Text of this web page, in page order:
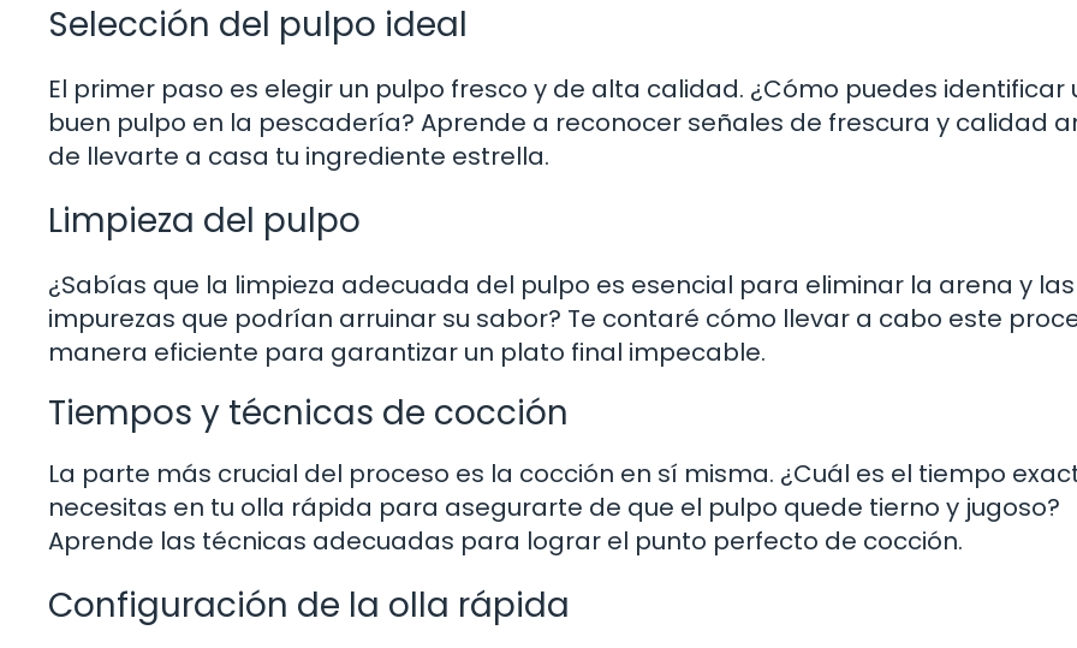
Selección del pulpo ideal
El primer paso es elegir un pulpo fresco y de alta calidad. ¿Cómo puedes identificar
buen pulpo en la pescadería? Aprende a reconocer señales de frescura y calidad
de llevarte a casa tu ingrediente estrella.
Limpieza del pulpo
¿Sabías que la limpieza adecuada del pulpo es esencial para eliminar la arena y las
impurezas que podrían arruinar su sabor? Te contaré cómo llevar a cabo este
manera eficiente para garantizar un plato final impecable.
Tiempos y técnicas de cocción
La parte más crucial del proceso es la cocción en sí misma. ¿Cuál es el tiempo
necesitas en tu olla rápida para asegurarte de que el pulpo quede tierno y jugoso?
Aprende las técnicas adecuadas para lograr el punto perfecto de cocción.
Configuración de la olla rápida